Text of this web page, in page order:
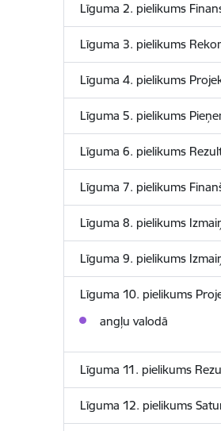
Līguma 2. pielikums
Līguma 3. pielikums
Līguma 4. pielikums
Līguma 5. pielikums
Līguma 6. pielikums
Līguma 7. pielikums
Līguma 8. pielikums
Līguma 9. pielikums
Līguma 10. pielikums
angļu valodā
Līguma 11. pielikums
Līguma 12. pielikums